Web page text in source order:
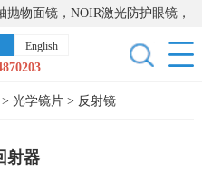
物面镜，NOIR激光防护眼镜，
器，光谱仪，红外热像仪，激光
English
光学镜片 > 反射镜
射器